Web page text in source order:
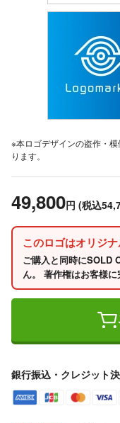
※本ロゴデザインの盗作・
ります。
49,800円 (税込
このロゴはオリジ
ご購入と同時にSOLD
ん。 著作権はお客様に
銀行振込・クレジット